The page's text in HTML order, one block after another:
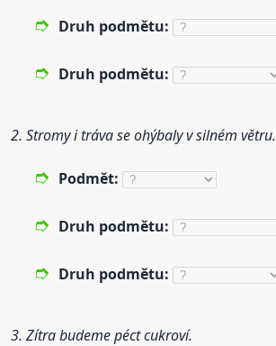
Druh podmětu:
Druh podmětu:
2. Stromy i tráva se ohýbaly v silném větru.
Podmět:
Druh podmětu:
Druh podmětu:
3. Zítra budeme péct cukroví.